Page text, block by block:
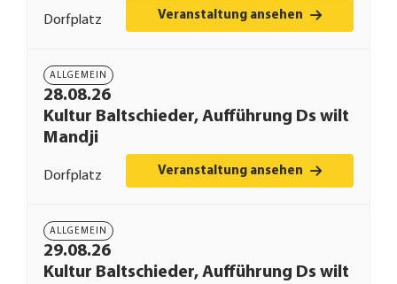
Dorfplatz Veranstaltung ansehen
28.08.26
ALLGEMEIN
Kultur Baltschieder, Aufführung Ds wilt
Mandji
Dorfplatz Veranstaltung ansehen
29.08.26
ALLGEMEIN
Kultur Baltschieder, Aufführung Ds wilt